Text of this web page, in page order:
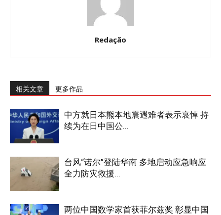
Redação
相关文章 更多作品
中方就日本熊本地震遇难者表示哀悼 持
续为在日中国公...
台风“诺尔”登陆华南 多地启动应急响应
全力防灾救援...
两位中国数学家首获菲尔兹奖 彰显中国